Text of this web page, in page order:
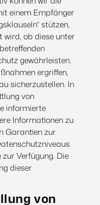
einem Empfänger
stützen,
wird, ob diese unter
gewährleisten.
ergriffen,
sicherzustellen. In
von
informierte
Informationen zu
Garantien zur
Verfügung. Die
dieser
von